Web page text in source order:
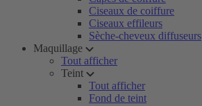
Ciseaux de coiffure
Ciseaux effileurs
Sèche-cheveux diffuseurs
Maquillage
Tout afficher
Teint
Tout afficher
Fond de teint